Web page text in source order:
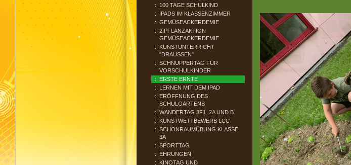
100 TAGE SCHULKIND
IPADS IM KLASSENZIMMER
GEMÜSEACKERDEMIE
2.PFLANZAKTION
GEMÜSEACKERDEMIE
KUNSTUNTERRICHT
"DRAUSSEN"
SCHNUPPERTAG FÜR
VORSCHULKINDER
ERSTE ERNTE
LERNEN MIT DEM IPAD
ERÖFFNUNG DES
SCHULGARTENS
WANDERTAG JF1_2A UND B
KUNSTWETTBEWERB LCC
SCHONRAUMÜBUNG KLASSE
3A
SPORTTAG
EHRUNGEN
KINOTAG UND